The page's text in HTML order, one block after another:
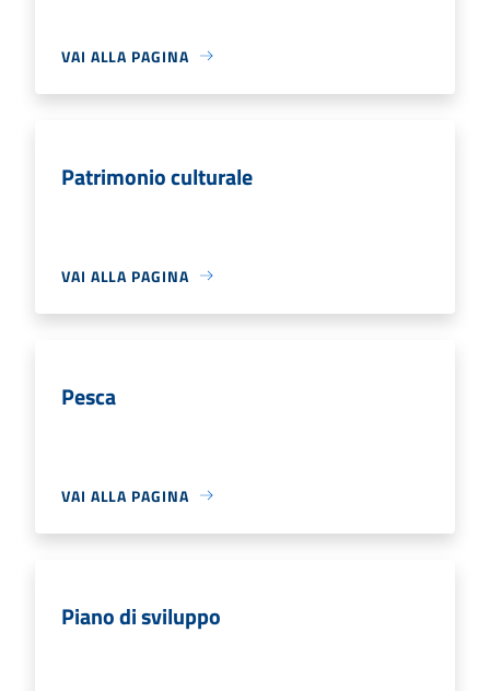
VAI ALLA PAGINA
Patrimonio culturale
VAI ALLA PAGINA
Pesca
VAI ALLA PAGINA
Piano di sviluppo